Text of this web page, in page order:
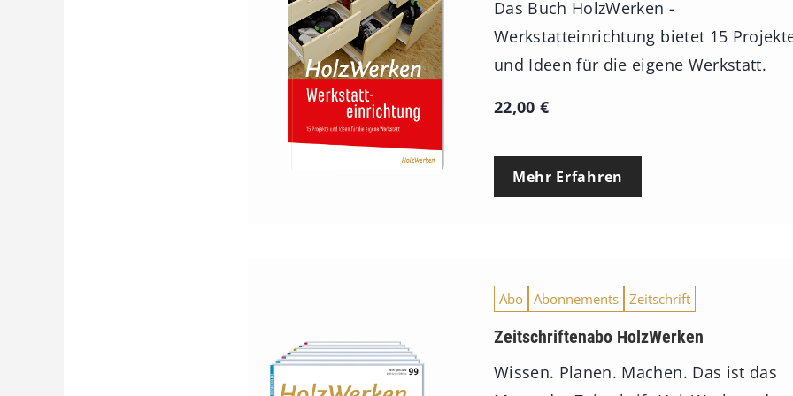
Das Buch HolzWerken -
Werkstatteinrichtung bietet 15
und Ideen für die eigene Werkstatt.
22,00 €
Mehr Erfahren
Abo Abonnements Zeitschrift
Zeitschriftenabo HolzWerken
Wissen. Planen. Machen. Das ist das